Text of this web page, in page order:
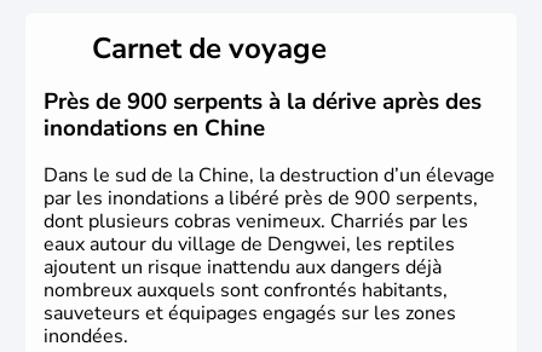
dynasties. La dynastie Qing a été la dernière à régner
jusqu'aux guerres de l'opium lorsque la Chine s'est
constituée comme nation et a retrouvé son indépendance
en 1945. Illustre pays en matière d'inventions avant-
gardistes, la Chine a été la première utilisatrice du papier,
de l'imprimerie à caractères mobiles, de la boussole et de
la poudre à canon.
Carnet de voyage
Près de 900 serpents à la dérive après des
inondations en Chine
Dans le sud de la Chine, la destruction d’un élevage
par les inondations a libéré près de 900 serpents,
dont plusieurs cobras venimeux. Charriés par les
eaux autour du village de Dengwei, les reptiles
ajoutent un risque inattendu aux dangers déjà
nombreux auxquels sont confrontés habitants,
sauveteurs et équipages engagés sur les zones
inondées.